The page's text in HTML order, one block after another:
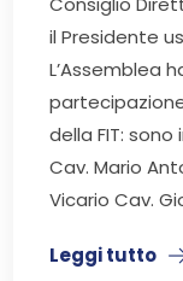
il Presidente
L’Assemblea
della FIT:
Cav. Mario
Vicario Cav.
Leggi tutto